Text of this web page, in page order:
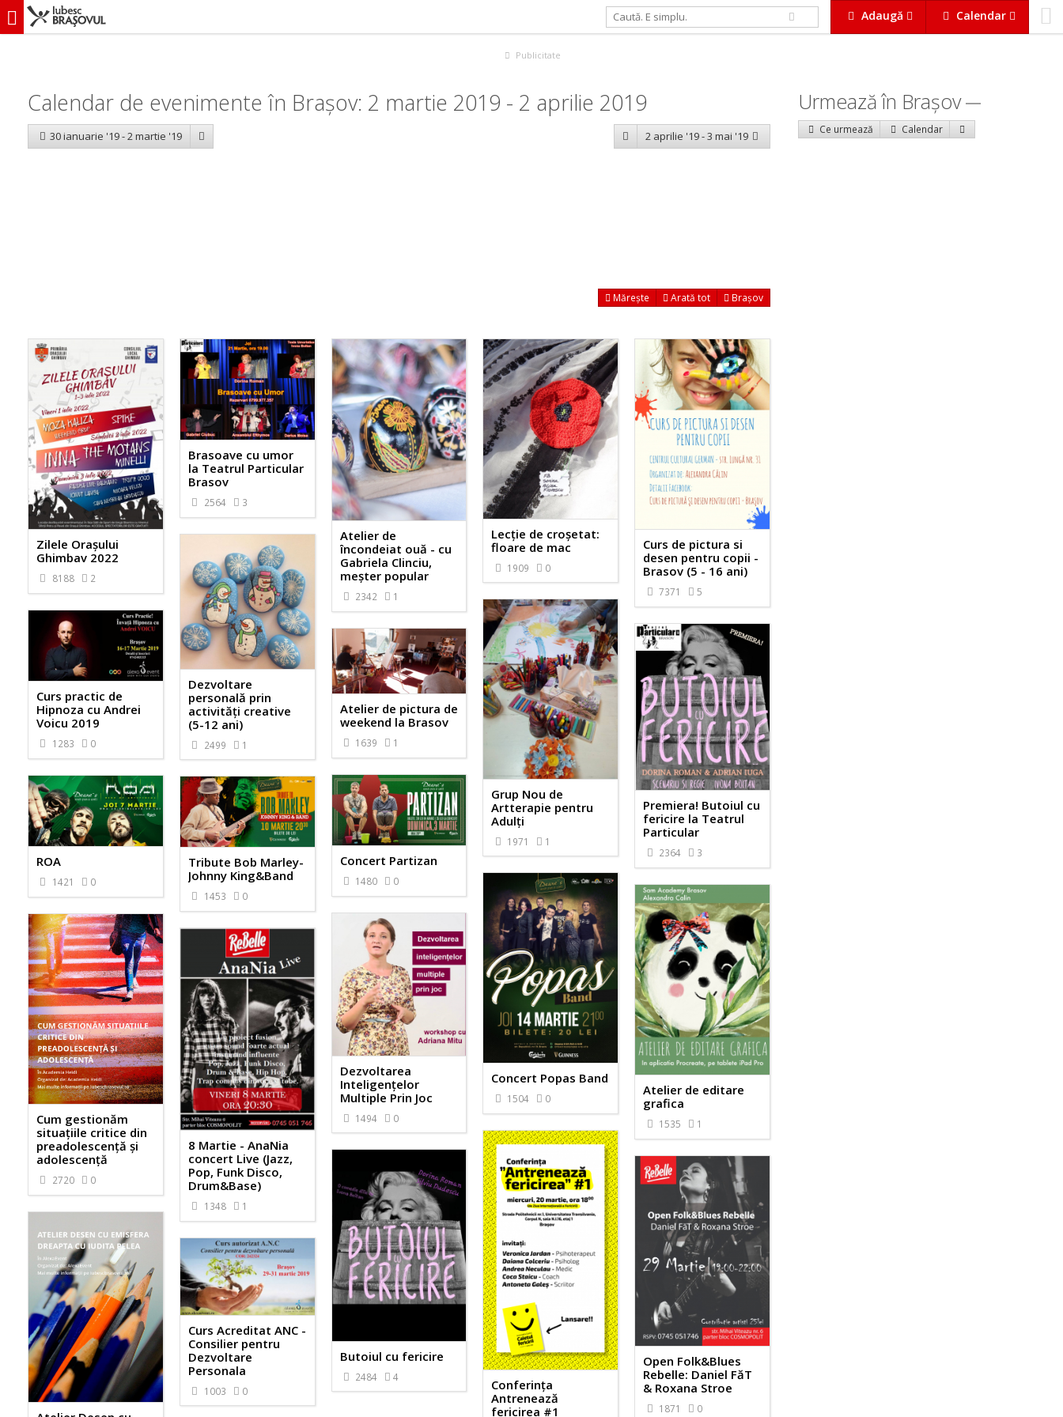
Adaugă Calendar
iubescbraşovul.ro
Publicitate
Calendar de evenimente în Brașov: 2 martie 2019 - 2 aprilie 2019
30 ianuarie '19 - 2 martie '19 2 aprilie '19 - 3 mai '19
Mărește Arată tot Brașov
Zilele Orașului
Ghimbav 2022
8188 2
Brasoave cu umor
la Teatrul Particular
Brasov
2564 3
Atelier de
încondeiat ouă - cu
Gabriela Clinciu,
meşter popular
2342 1
Lecție de croșetat:
floare de mac
1909 0
Curs de pictura si
desen pentru copii -
Brasov (5 - 16 ani)
7371 5
Dezvoltare
personală prin
activităţi creative
(5-12 ani)
2499 1
Grup Nou de
Artterapie pentru
Adulți
1971 1
Curs practic de
Hipnoza cu Andrei
Voicu 2019
1283 0
Premiera! Butoiul cu
fericire la Teatrul
Particular
2364 3
Atelier de pictura de
weekend la Brasov
1639 1
Concert Partizan
1480 0
ROA
1421 0
Tribute Bob Marley-
Johnny King&Band
1453 0
Concert Popas Band
1504 0
Atelier de editare
grafica
1535 1
Dezvoltarea
Inteligențelor
Multiple Prin Joc
1494 0
Cum gestionăm
situațiile critice din
preadolescență și
adolescență
2720 0
8 Martie - AnaNia
concert Live (Jazz,
Pop, Funk Disco,
Drum&Base)
1348 1
Conferința
Antrenează
fericirea #1
Butoiul cu fericire
2484 4
Open Folk&Blues
Rebelle: Daniel FăT
& Roxana Stroe
1871 0
Curs Acreditat ANC -
Consilier pentru
Dezvoltare
Personala
1003 0
Urmează în Braşov
Ce urmează Calendar